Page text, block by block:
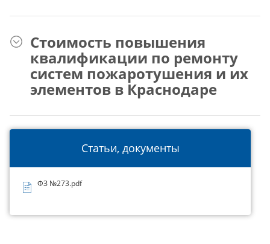
Статьи, документы
ФЗ №273.pdf
Стоимость повышения
квалификации по ремонту
систем пожаротушения и их
элементов в Краснодаре